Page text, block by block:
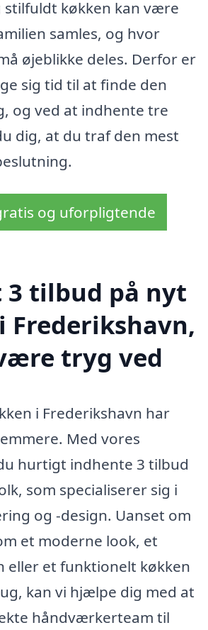
stilfuldt køkken kan være
samles, og hvor
øjeblikke deles. Derfor er
sig tid til at finde den
og ved at indhente tre
dig, at du traf den mest
og uforpligtende
3 tilbud på nyt
Frederikshavn,
tryg ved
i Frederikshavn har
Med vores
hurtigt indhente 3 tilbud
som specialiserer sig i
og -design. Uanset om
et moderne look, et
eller et funktionelt køkken
kan vi hjælpe dig med at
håndværkerteam til